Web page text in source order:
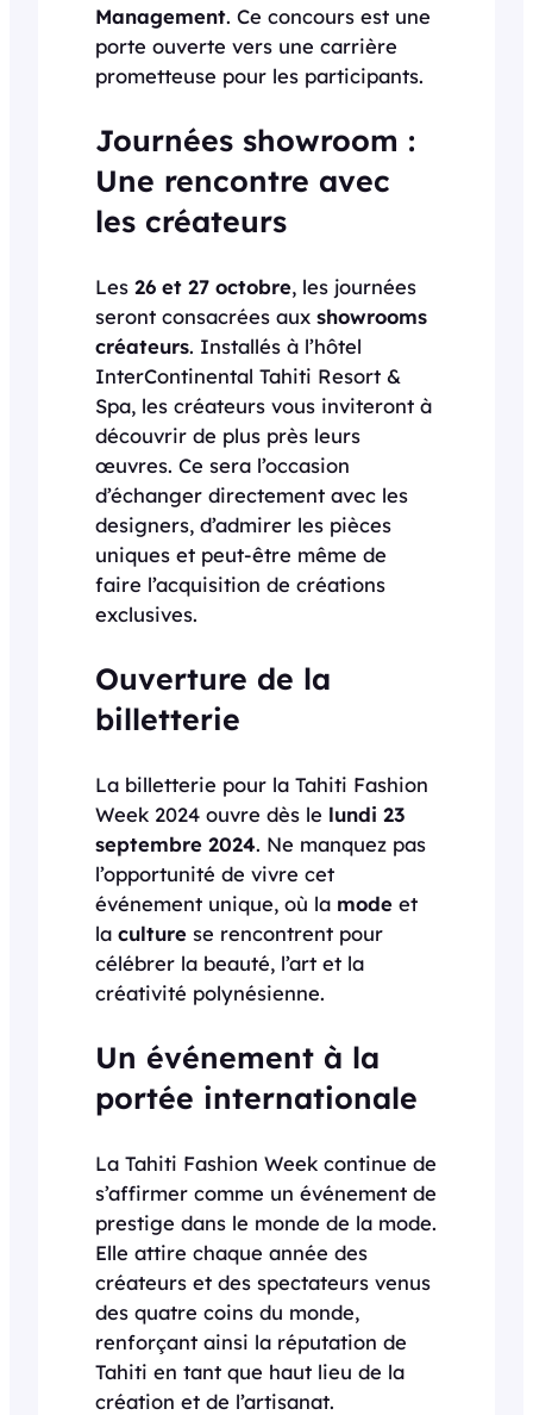
Management. Ce concours est une
porte ouverte vers une carrière
prometteuse pour les participants.
Journées showroom :
Une rencontre avec
les créateurs
Les 26 et 27 octobre, les journées
seront consacrées aux showrooms
créateurs. Installés à l’hôtel
InterContinental Tahiti Resort &
Spa, les créateurs vous inviteront à
découvrir de plus près leurs
œuvres. Ce sera l’occasion
d’échanger directement avec les
designers, d’admirer les pièces
uniques et peut-être même de
faire l’acquisition de créations
exclusives.
Ouverture de la
billetterie
La billetterie pour la Tahiti Fashion
Week 2024 ouvre dès le lundi 23
septembre 2024. Ne manquez pas
l’opportunité de vivre cet
événement unique, où la mode et
la culture se rencontrent pour
célébrer la beauté, l’art et la
créativité polynésienne.
Un événement à la
portée internationale
La Tahiti Fashion Week continue de
s’affirmer comme un événement de
prestige dans le monde de la mode.
Elle attire chaque année des
créateurs et des spectateurs venus
des quatre coins du monde,
renforçant ainsi la réputation de
Tahiti en tant que haut lieu de la
création et de l’artisanat.